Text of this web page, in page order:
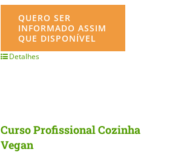
QUERO SER
INFORMADO ASSIM
QUE DISPONÍVEL
Detalhes
Curso Profissional Cozinha
Vegan